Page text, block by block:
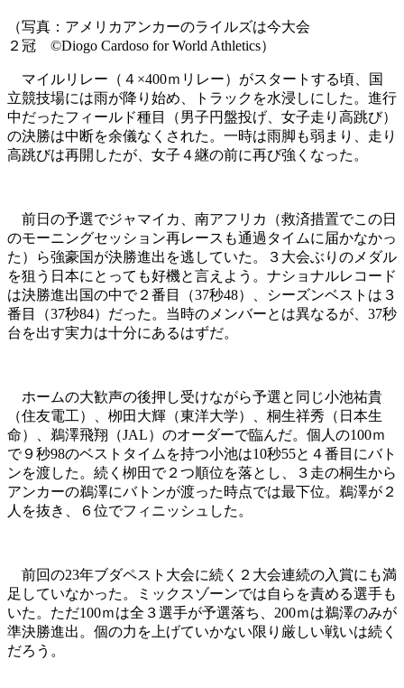
（写真：アメリカアンカーのライルズは今大会
２冠 ©Diogo Cardoso for World Athletics）
マイルリレー（４×400ｍリレー）がスタートする頃、国
立競技場には雨が降り始め、トラックを水浸しにした。進行
中だったフィールド種目（男子円盤投げ、女子走り高跳び）
の決勝は中断を余儀なくされた。一時は雨脚も弱まり、走り
高跳びは再開したが、女子４継の前に再び強くなった。
前日の予選でジャマイカ、南アフリカ（救済措置でこの日
のモーニングセッション再レースも通過タイムに届かなかっ
た）ら強豪国が決勝進出を逃していた。３大会ぶりのメダル
を狙う日本にとっても好機と言えよう。ナショナルレコード
は決勝進出国の中で２番目（37秒48）、シーズンベストは３
番目（37秒84）だった。当時のメンバーとは異なるが、37秒
台を出す実力は十分にあるはずだ。
ホームの大歓声の後押し受けながら予選と同じ小池祐貴
（住友電工）、栁田大輝（東洋大学）、桐生祥秀（日本生
命）、鵜澤飛翔（JAL）のオーダーで臨んだ。個人の100ｍ
で９秒98のベストタイムを持つ小池は10秒55と４番目にバト
ンを渡した。続く栁田で２つ順位を落とし、３走の桐生から
アンカーの鵜澤にバトンが渡った時点では最下位。鵜澤が２
人を抜き、６位でフィニッシュした。
前回の23年ブダペスト大会に続く２大会連続の入賞にも満
足していなかった。ミックスゾーンでは自らを責める選手も
いた。ただ100ｍは全３選手が予選落ち、200ｍは鵜澤のみが
準決勝進出。個の力を上げていかない限り厳しい戦いは続く
だろう。